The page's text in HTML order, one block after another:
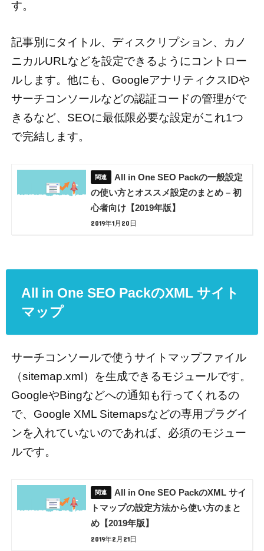
す。
記事別にタイトル、ディスクリプション、カノ
ニカルURLなどを設定できるようにコントロー
ルします。他にも、GoogleアナリティクスIDや
サーチコンソールなどの認証コードの管理がで
きるなど、SEOに最低限必要な設定がこれ1つ
で完結します。
All in One SEO Packの一般設定
の使い方とオススメ設定のまとめ – 初
心者向け【2019年版】
2019年1月20日
All in One SEO PackのXML サイト
マップ
サーチコンソールで使うサイトマップファイル
（sitemap.xml）を生成できるモジュールです。
GoogleやBingなどへの通知も行ってくれるの
で、Google XML Sitemapsなどの専用プラグイ
ンを入れていないのであれば、必須のモジュー
ルです。
All in One SEO PackのXML サイ
トマップの設定方法から使い方のまと
め【2019年版】
2019年2月21日